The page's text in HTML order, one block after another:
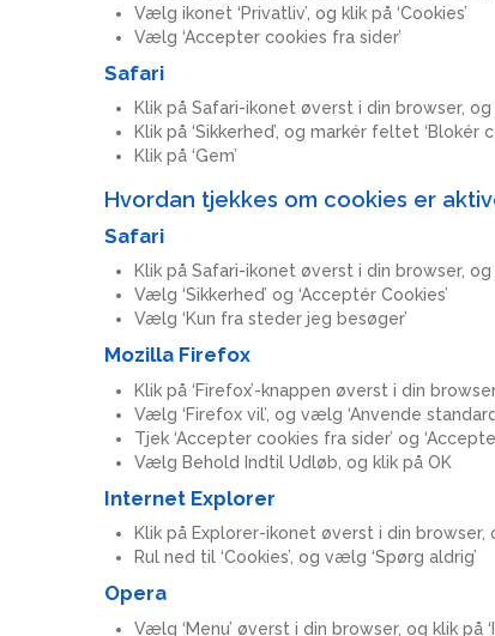
Vælg ikonet ‘Privatliv’, og klik på ‘Cookies’
Vælg ‘Accepter cookies fra sider’
Safari
Klik på Safari-ikonet øverst i din browser, og
Klik på ‘Sikkerhed’, og markér feltet
Klik på ‘Gem’
Hvordan tjekkes om cookies er
Safari
Klik på Safari-ikonet øverst i din browser, og
Vælg ‘Sikkerhed’ og ‘Acceptér Cookies’
Vælg ‘Kun fra steder jeg besøger’
Mozilla Firefox
Klik på ‘Firefox’-knappen øverst i din
Vælg ‘Firefox vil’, og vælg ‘Anvende
Tjek ‘Accepter cookies fra sider’ og
Vælg Behold Indtil Udløb, og klik på OK
Internet Explorer
Klik på Explorer-ikonet øverst i din browser,
Rul ned til ‘Cookies’, og vælg ‘Spørg aldrig’
Opera
Vælg ‘Menu’ øverst i din browser, og klik på